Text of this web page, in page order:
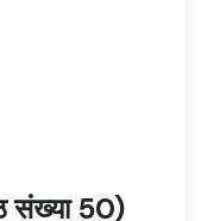
संख्या 50)